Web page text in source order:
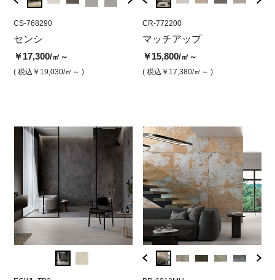
CS-768290
センシ
￥17,300/㎡～
( 税込￥19,030/㎡～ )
CS-768290
センシ ホワイト ダストマ
ット
￥17,300 /㎡
CR-772838
マッチアップ ジグザグモ
ザイク
￥12,600/セット
CR-772200
マッチアップ
￥15,800/㎡～
( 税込￥17,380/㎡～ )